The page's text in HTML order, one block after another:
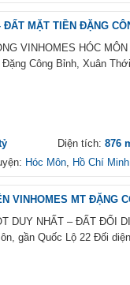
MẶT TIỀN ĐẶNG
VINHOMES HÓC
Công Bỉnh, Xuân
Diện tích: 876
Hóc Môn, Hồ Chí Minh
VINHOMES MT ĐẶNG
DUY NHẤT – ĐẤT ĐỐI
gần Quốc Lộ 22 Đối